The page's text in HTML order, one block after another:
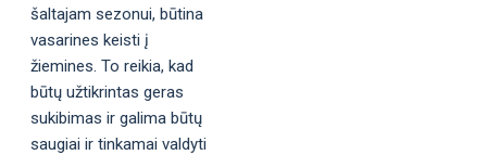
šaltajam sezonui, būtina
vasarines keisti į
žiemines. To reikia, kad
būtų užtikrintas geras
sukibimas ir galima būtų
saugiai ir tinkamai valdyti